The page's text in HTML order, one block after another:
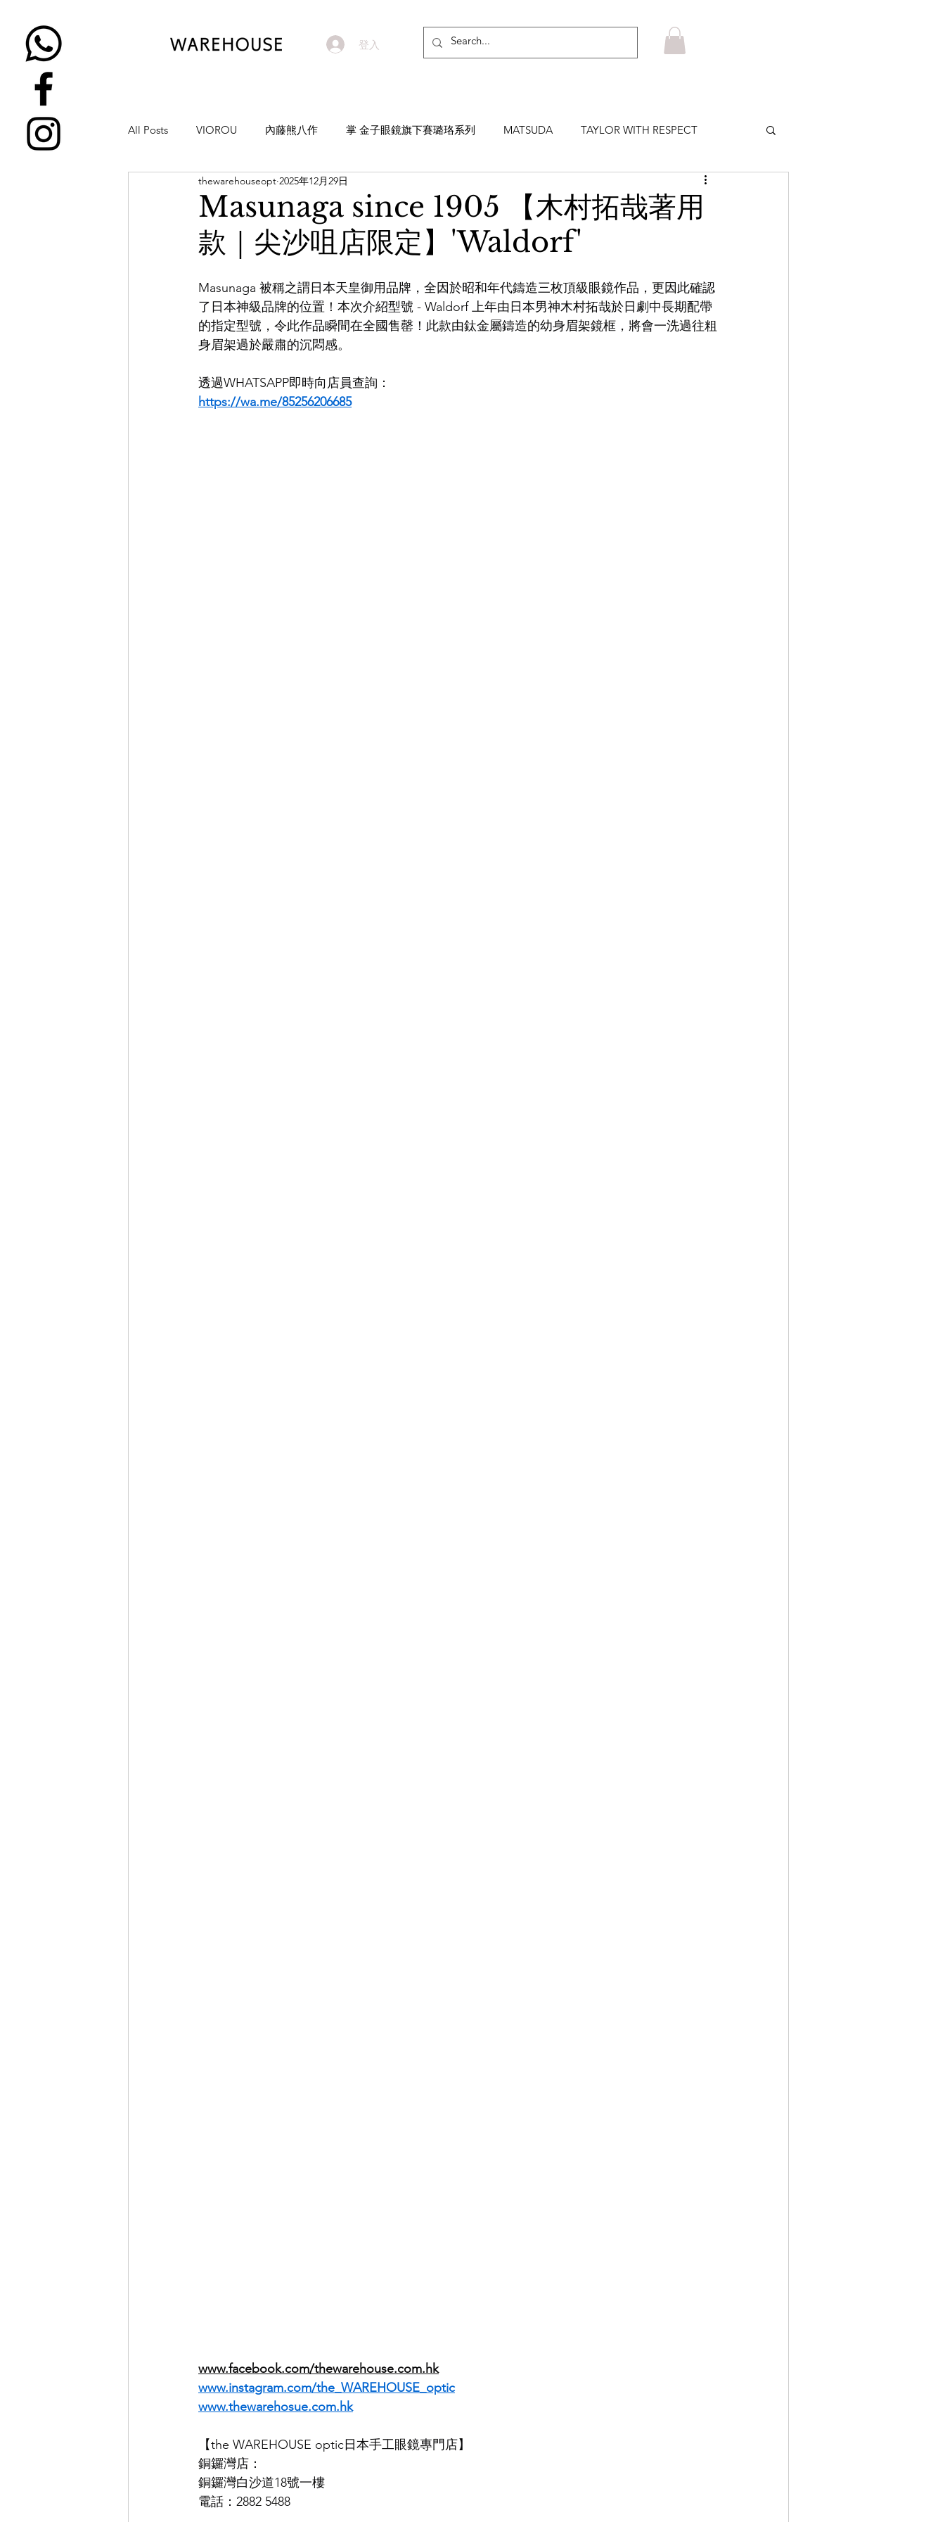
登入
All Posts VIOROU 內藤熊八作 掌 金子眼鏡旗下賽璐珞系列 MATSUDA TAYLOR WITH RESPECT
NATIVE SONS EYEVAN7285
YUICHI TOYAMA KAMEMANNEN MYKITA MOSCOT ZEISS MASAHIRO MARUYAMA
H-FUSION JULIUS TART OPTICAL AKIRA AND SONS DITA 10EYEVAN THOM BROWNE
OG X OLIVER GOLDSMITH
EFFECTOR
Masunaga since 1905 【木村拓哉著用
款｜尖沙咀店限定】'Waldorf'
thewarehouseopt 2025年12月29日
Masunaga 被稱之謂日本天皇御用品牌，全因於昭和年代鑄造三枚頂級眼鏡作品，更因此確認
了日本神級品牌的位置！本次介紹型號 - Waldorf 上年由日本男神木村拓哉於日劇中長期配帶
的指定型號，令此作品瞬間在全國售罄！此款由鈦金屬鑄造的幼身眉架鏡框，將會一洗過往粗
身眉架過於嚴肅的沉悶感。
透過WHATSAPP即時向店員查詢：
https://wa.me/85256206685
www.facebook.com/thewarehouse.com.hk
www.instagram.com/the_WAREHOUSE_optic
www.thewarehosue.com.hk
【the WAREHOUSE optic日本手工眼鏡專門店】
銅鑼灣店：
銅鑼灣白沙道18號一樓
電話：2882 5488